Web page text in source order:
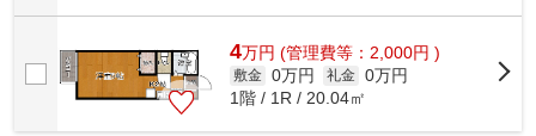
4万円 (管理費等：2,000円 )
敷金 0万円 礼金 0万円
1階 / 1R / 20.04㎡